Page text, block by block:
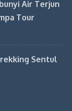
Air Terjun
Tour
Sentul